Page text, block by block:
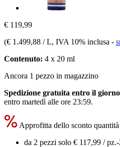
€ 119,99
(€ 1.499,88 / L, IVA 10% inclusa -
Contenuto: 4 x 20 ml
Ancora 1 pezzo in magazzino
Spedizione gratuita entro il
entro martedì alle ore 23:59.
Approfitta dello sconto
da 2 pezzi solo € 117,99 / pz.